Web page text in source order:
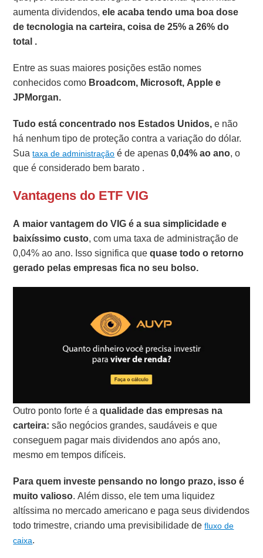
aumenta dividendos,ele acaba tendo uma boa dose
de tecnologia na carteira, coisa de 25% a 26% do
total .
Entre as suas maiores posições estão nomes
conhecidos como Broadcom, Microsoft, Apple e
JPMorgan.
Tudo está concentrado nos Estados Unidos,e não
há nenhum tipo de proteção contra a variação do dólar.
Suataxa de administração é de apenas0,04% ao ano, o
que é considerado bem barato .
Vantagens do ETF VIG
A maior vantagem do VIG é a sua simplicidade e
baixíssimo custo, com uma taxa de administração de
0,04% ao ano. Isso significa quequase todo o retorno
gerado pelas empresas fica no seu bolso.
Outro ponto forte é aqualidade das empresas na
carteira: são negócios grandes, saudáveis e que
conseguem pagar mais dividendos ano após ano,
mesmo em tempos difíceis.
Para quem investe pensando no longo prazo, isso é
muito valioso. Além disso, ele tem uma liquidez
altíssima no mercado americano e paga seus dividendos
todo trimestre, criando uma previsibilidade defluxo de
caixa.